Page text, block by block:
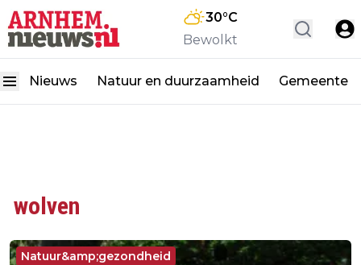
30°C
Bewolkt
Nieuws Natuur en duurzaamheid Gemeente
wolven
Natuur&amp;gezondheid